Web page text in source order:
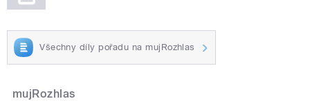
Všechny díly pořadu na mujRozhlas
mujRozhlas